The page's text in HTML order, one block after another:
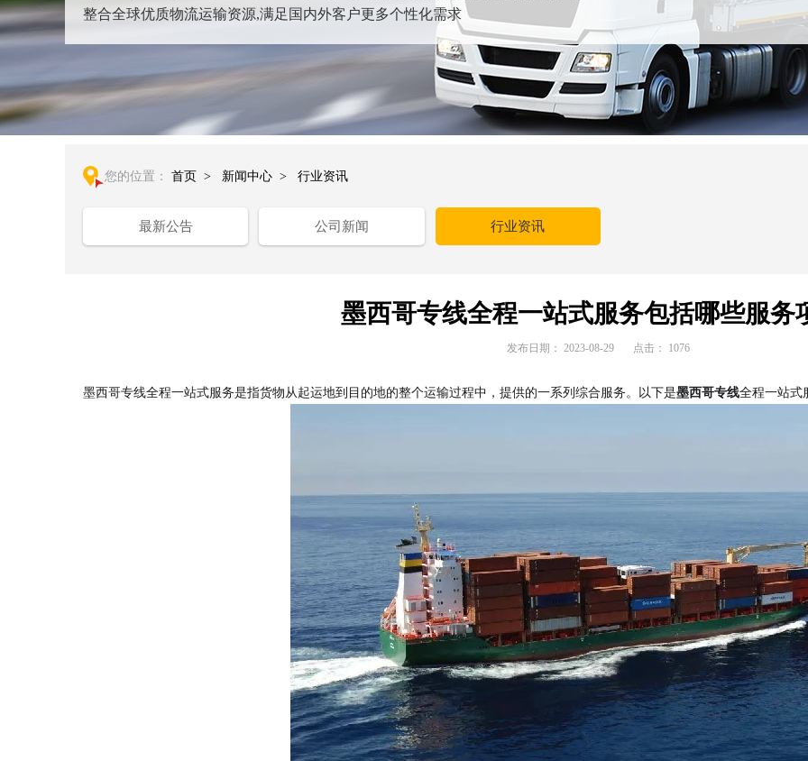
整合全球优质物流运输资源,满足国内外客户更多个性化需求
您的位置： 首页 > 新闻中心 > 行业资讯
最新公告 公司新闻 行业资讯
墨西哥专线全程一站式服务包括哪些服务
发布日期： 2023-08-29 点击： 1076
墨西哥专线全程一站式服务是指货物从起运地到目的地的整个运输过程中，提供的一系列综合服务。以下是墨西哥专线全程一站式